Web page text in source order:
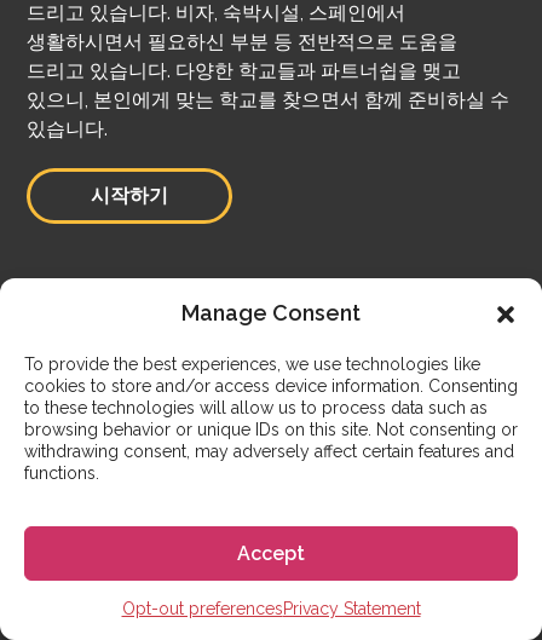
Manage Consent
To provide the best experiences, we use technologies like
cookies to store and/or access device information. Consenting
to these technologies will allow us to process data such as
browsing behavior or unique IDs on this site. Not consenting or
withdrawing consent, may adversely affect certain features and
functions.
Accept
Opt-out preferencesPrivacy Statement
드리고 있습니다. 비자, 숙박시설, 스페인에서
생활하시면서 필요하신 부분 등 전반적으로 도움을
드리고 있습니다. 다양한 학교들과 파트너쉽을 맺고
있으니, 본인에게 맞는 학교를 찾으면서 함께 준비하실 수
있습니다.
시작하기
스페인 비자 알아보기
스페인 학생비자 보험
숙박시설